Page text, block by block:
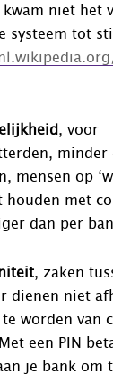
kwam niet het
systeem tot
, voor
minder
mensen op
houden met
dan per
, zaken
dienen niet
worden van
een PIN
je bank om